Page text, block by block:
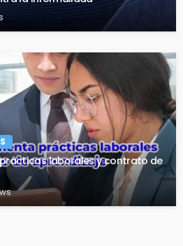
laborales y contrato de